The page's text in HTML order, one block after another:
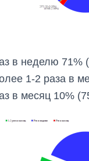
в неделю 71%
1-2 раза в
в месяц 10%